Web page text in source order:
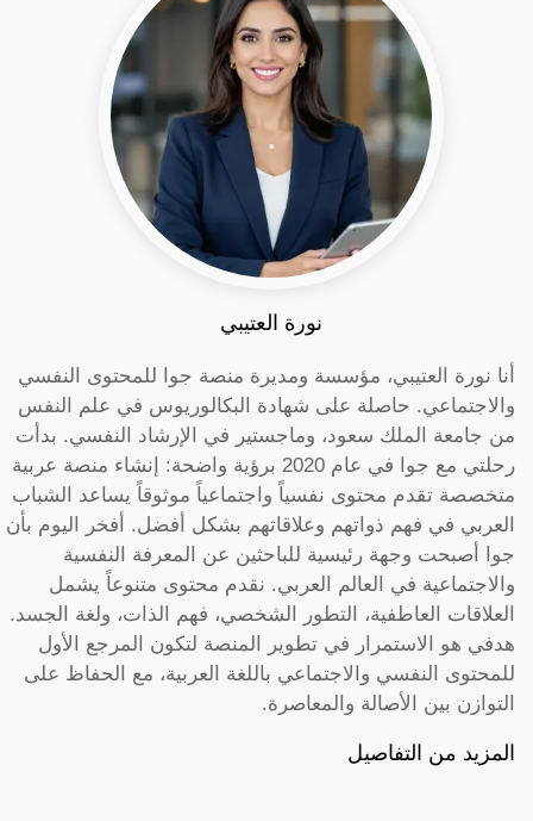
نورة العتيبي
أنا نورة العتيبي، مؤسسة ومديرة منصة جوا للمحتوى النفسي
والاجتماعي. حاصلة على شهادة البكالوريوس في علم النفس
من جامعة الملك سعود، وماجستير في الإرشاد النفسي. بدأت
رحلتي مع جوا في عام 2020 برؤية واضحة: إنشاء منصة عربية
متخصصة تقدم محتوى نفسياً واجتماعياً موثوقاً يساعد الشباب
العربي في فهم ذواتهم وعلاقاتهم بشكل أفضل. أفخر اليوم بأن
جوا أصبحت وجهة رئيسية للباحثين عن المعرفة النفسية
والاجتماعية في العالم العربي. نقدم محتوى متنوعاً يشمل
العلاقات العاطفية، التطور الشخصي، فهم الذات، ولغة الجسد.
هدفي هو الاستمرار في تطوير المنصة لتكون المرجع الأول
للمحتوى النفسي والاجتماعي باللغة العربية، مع الحفاظ على
التوازن بين الأصالة والمعاصرة.
المزيد من التفاصيل